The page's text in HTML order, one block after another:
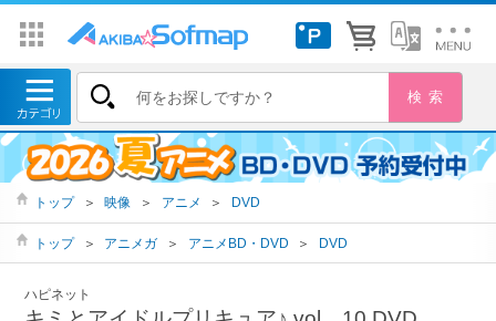
トップ ＞ 映像 ＞ アニメ ＞ DVD
トップ ＞ アニメガ ＞ アニメBD・DVD ＞ DVD
ハピネット